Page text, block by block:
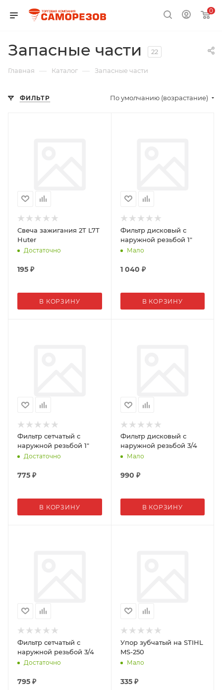
0
Запасные части 22
Главная — Каталог — Запасные части
ФИЛЬТР По умолчанию (возрастание)
Свеча зажигания 2T L7T
Huter
Достаточно
195 ₽
В КОРЗИНУ
Фильтр дисковый с
наружной резьбой 1"
Мало
1 040 ₽
В КОРЗИНУ
Фильтр сетчатый с
наружной резьбой 1"
Достаточно
775 ₽
В КОРЗИНУ
Фильтр дисковый с
наружной резьбой 3/4
Мало
990 ₽
В КОРЗИНУ
Фильтр сетчатый с
наружной резьбой 3/4
Достаточно
795 ₽
Упор зубчатый на STIHL
MS-250
Мало
335₽